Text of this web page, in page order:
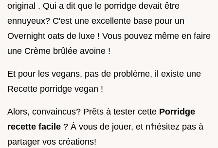
original . Qui a dit que le porridge devait être
ennuyeux? C'est une excellente base pour un
Overnight oats de luxe ! Vous pouvez même en faire
une Crème brûlée avoine !
Et pour les vegans, pas de problème, il existe une
Recette porridge vegan !
Alors, convaincus? Prêts à tester cette Porridge
recette facile ? À vous de jouer, et n'hésitez pas à
partager vos créations!